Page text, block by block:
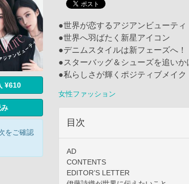
¥610
をご確認
●世界が恋するアジアンビューティ
●世界へ羽ばたく新星アイコン
●デニムスタイルは新フェーズへ！
●スターバッグ＆シューズを追いか
●私らしさが輝くポジティブメイク
女性ファッション
目次
AD
CONTENTS
EDITOR’S LETTER